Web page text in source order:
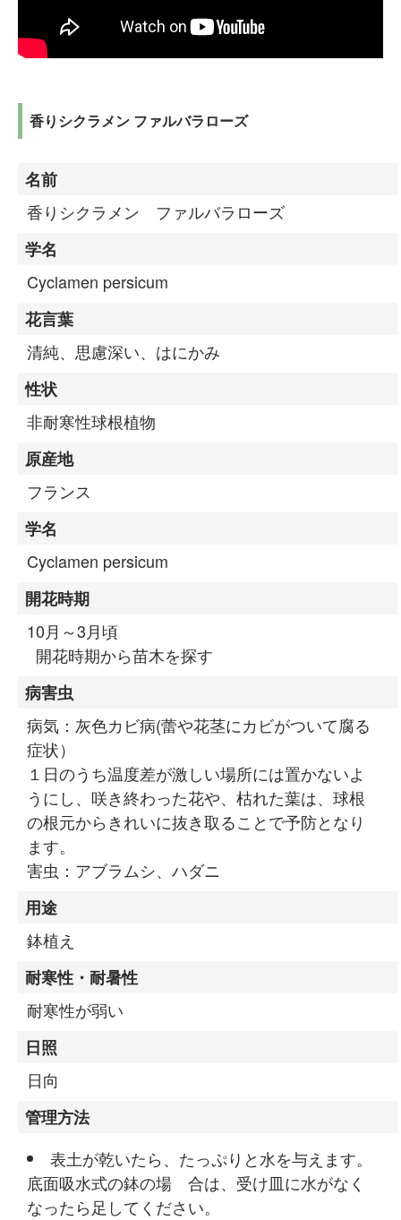
香りシクラメン ファルバラローズ
名前
香りシクラメン ファルバラローズ
学名
Cyclamen persicum
花言葉
清純、思慮深い、はにかみ
性状
非耐寒性球根植物
原産地
フランス
学名
Cyclamen persicum
開花時期
10月～3月頃
開花時期から苗木を探す
病害虫
病気：灰色カビ病(蕾や花茎にカビがついて腐る
症状）
１日のうち温度差が激しい場所には置かないよ
うにし、咲き終わった花や、枯れた葉は、球根
の根元からきれいに抜き取ることで予防となり
ます。
害虫：アブラムシ、ハダニ
用途
鉢植え
耐寒性・耐暑性
耐寒性が弱い
日照
日向
管理方法
表土が乾いたら、たっぷりと水を与えます。
底面吸水式の鉢の場 合は、受け皿に水がなく
なったら足してください。